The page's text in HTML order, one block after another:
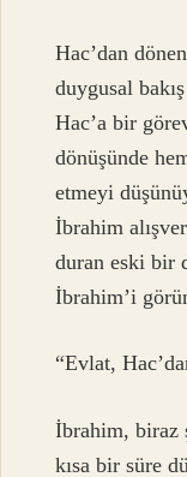
Hac’dan
duygusal
Hac’a bir
dönüşünde
etmeyi
İbrahim
duran eski bir
İbrahim’i
“Evlat,
İbrahim, biraz
kısa bir süre